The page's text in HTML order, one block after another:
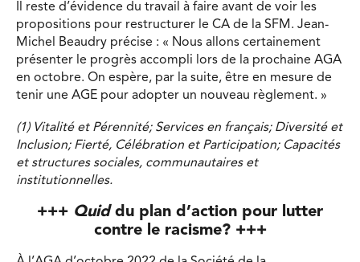
Il reste d’évidence du travail à faire avant de voir les
propositions pour restructurer le CA de la SFM. Jean-
Michel Beaudry précise : « Nous allons certainement
présenter le progrès accompli lors de la prochaine AGA
en octobre. On espère, par la suite, être en mesure de
tenir une AGE pour adopter un nouveau règlement. »
(1) Vitalité et Pérennité; Services en français; Diversité et
Inclusion; Fierté, Célébration et Participation; Capacités
et structures sociales, communautaires et
institutionnelles.
+++ Quiddu plan d’action pour lutter
contre le racisme? +++